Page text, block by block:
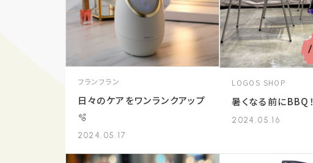
フランフラン
日々のケアをワンランクアップ
🫧
2024.05.17
LOGOS SHOP
暑くなる前にBBQ！
2024.05.16